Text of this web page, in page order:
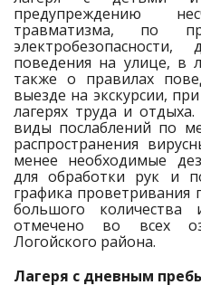
предупреждению
травматизма, по
поведения на улице, в
также о правилах
выезде на экскурсии,
лагерях труда и
виды послаблений по
распространения
менее необходимые
для обработки рук и
графика
большого
отмечено во всех
Логойского района.
Лагеря с дневным